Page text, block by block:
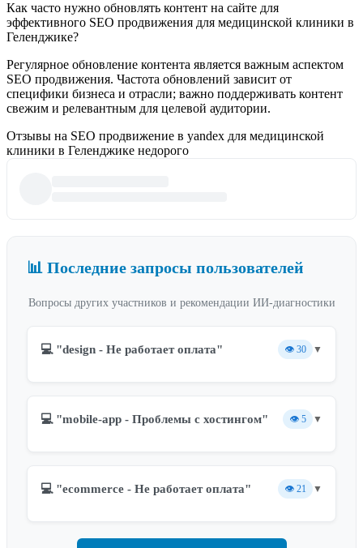
Как часто нужно обновлять контент на сайте для
эффективного SEO продвижения для медицинской клиники в
Геленджике?
Регулярное обновление контента является важным аспектом
SEO продвижения. Частота обновлений зависит от
специфики бизнеса и отрасли; важно поддерживать контент
свежим и релевантным для целевой аудитории.
Отзывы на SEO продвижение в yandex для медицинской
клиники в Геленджике недорого
📊 Последние запросы пользователей
Вопросы других участников и рекомендации ИИ-диагностики
💻 "design - Не работает оплата" 👁️ 30 ▼
💻 "mobile-app - Проблемы с хостингом" 👁️ 5 ▼
💻 "ecommerce - Не работает оплата" 👁️ 21 ▼